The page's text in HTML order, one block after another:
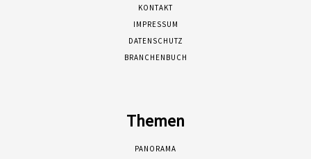
KONTAKT
IMPRESSUM
DATENSCHUTZ
BRANCHENBUCH
Themen
PANORAMA